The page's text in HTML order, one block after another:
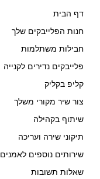
דף הבית
חנות הפלייבקים שלך
חבילות משתלמות
פלייבקים נדירים לקנייה
קליפ בקליק
צור שיר מקורי משלך
שיתוף בקהילה
תיקוני שירה ועריכה
שירותים נוספים לאמנים
שאלות תשובות